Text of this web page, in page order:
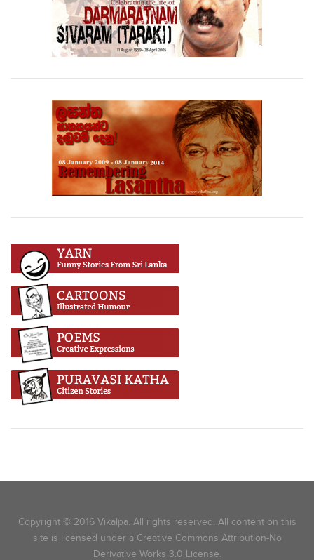
Copyright © 2016 Vikalpa. All rights reserved. All content on this
site is licensed under a Creative Commons Attribution-No
Derivative Works 3.0 License.